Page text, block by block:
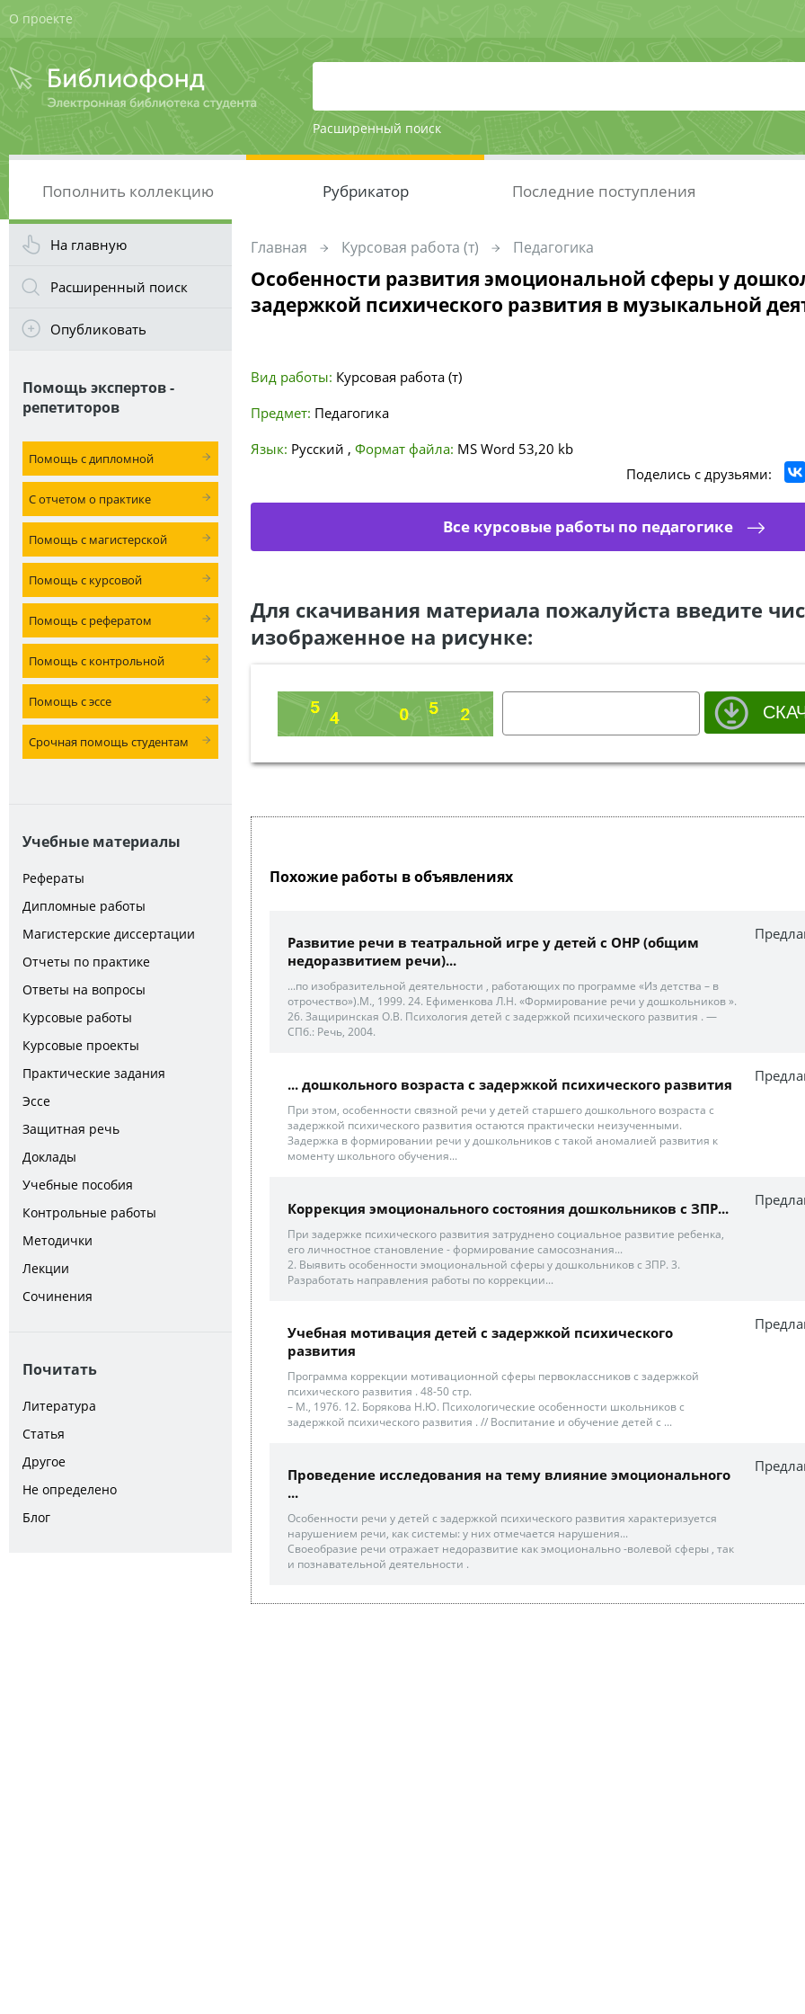
О проекте
Расширенный поиск
Пополнить коллекцию Рубрикатор Последние поступления
На главную
Расширенный поиск
Опубликовать
Помощь экспертов -
репетиторов
Помощь с дипломной
С отчетом о практике
Помощь с магистерской
Помощь с курсовой
Помощь с рефератом
Помощь с контрольной
Помощь с эссе
Срочная помощь студентам
Учебные материалы
Рефераты
Дипломные работы
Магистерские диссертации
Отчеты по практике
Ответы на вопросы
Курсовые работы
Курсовые проекты
Практические задания
Эссе
Защитная речь
Доклады
Учебные пособия
Контрольные работы
Методички
Лекции
Сочинения
Почитать
Литература
Статья
Другое
Не определено
Блог
Главная Курсовая работа (т) Педагогика
Особенности развития эмоциональной сферы у
задержкой психического развития в музыкальной
Вид работы: Курсовая работа (т)
Предмет: Педагогика
Язык: Русский , Формат файла: MS Word 53,20 kb
Поделись с друзьями:
Все курсовые работы по педагогике
Для скачивания материала пожалуйста введите
изображенное на рисунке:
Похожие работы в объявлениях
Развитие речи в театральной игре у детей с ОНР (общим
недоразвитием речи)...
...по изобразительной деятельности , работающих по программе «Из детства – в
отрочество»).М., 1999. 24. Ефименкова Л.Н. «Формирование речи у дошкольников ».
26. Защиринская О.В. Психология детей с задержкой психического развития . —
СПб.: Речь, 2004.
... дошкольного возраста с задержкой психического развития
При этом, особенности связной речи у детей старшего дошкольного возраста с
задержкой психического развития остаются практически неизученными.
Задержка в формировании речи у дошкольников с такой аномалией развития к
моменту школьного обучения...
Коррекция эмоционального состояния дошкольников с ЗПР...
При задержке психического развития затруднено социальное развитие ребенка,
его личностное становление - формирование самосознания...
2. Выявить особенности эмоциональной сферы у дошкольников с ЗПР. 3.
Разработать направления работы по коррекции...
Учебная мотивация детей с задержкой психического
развития
Программа коррекции мотивационной сферы первоклассников с задержкой
психического развития . 48-50 стр.
– М., 1976. 12. Борякова Н.Ю. Психологические особенности школьников с
задержкой психического развития . // Воспитание и обучение детей с ...
Проведение исследования на тему влияние эмоционального
...
Особенности речи у детей с задержкой психического развития характеризуется
нарушением речи, как системы: у них отмечается нарушения...
Своеобразие речи отражает недоразвитие как эмоционально -волевой сферы , так
и познавательной деятельности .